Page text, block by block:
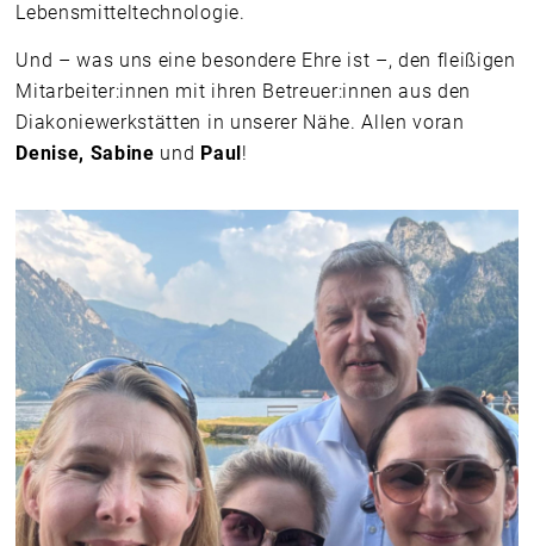
Lebensmitteltechnologie.
Und – was uns eine besondere Ehre ist –, den fleißigen
Mitarbeiter:innen mit ihren Betreuer:innen aus den
Diakoniewerkstätten in unserer Nähe. Allen voran
Denise, Sabine und Paul!